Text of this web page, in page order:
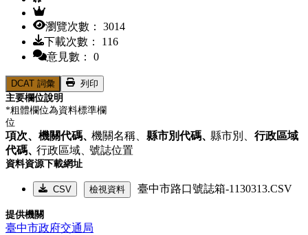
瀏覽次數： 3014
下載次數： 116
意見數： 0
DCAT 詞彙
列印
主要欄位說明
*粗體欄位為資料標準欄
位
項次、 機關代碼、機關名稱、 縣市別代碼、縣市別、 行政區域
代碼、行政區域、號誌位置
資料資源下載網址
CSV 檢視資料 臺中市路口號誌箱-1130313.CSV
提供機關
臺中市政府交通局